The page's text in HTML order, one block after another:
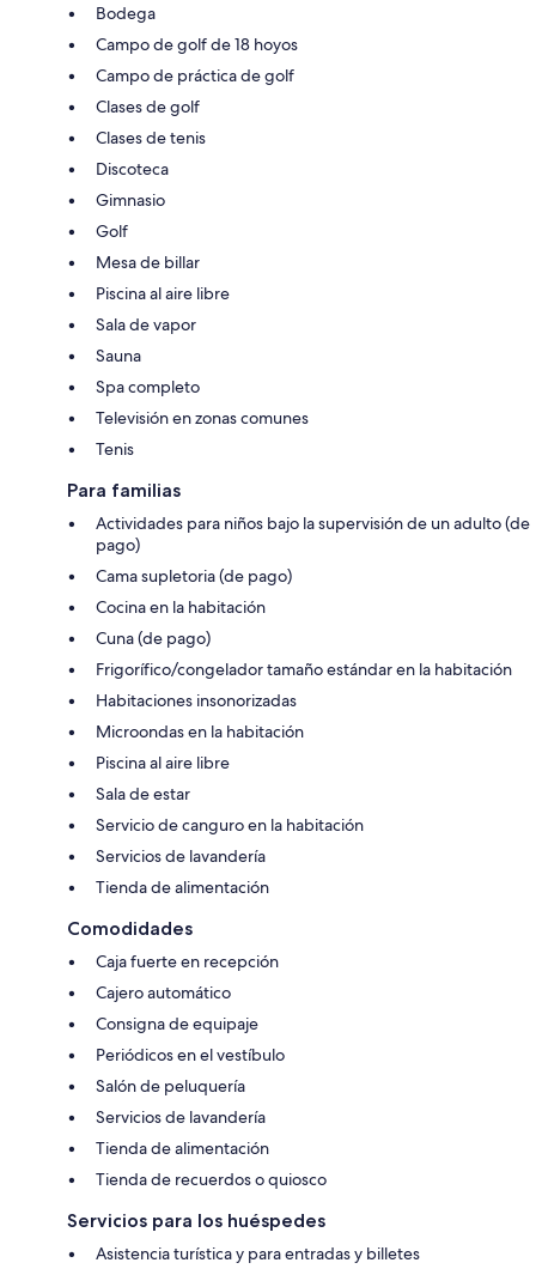
Bodega
Campo de golf de 18 hoyos
Campo de práctica de golf
Clases de golf
Clases de tenis
Discoteca
Gimnasio
Golf
Mesa de billar
Piscina al aire libre
Sala de vapor
Sauna
Spa completo
Televisión en zonas comunes
Tenis
Para familias
Actividades para niños bajo la supervisión de un adulto (de
pago)
Cama supletoria (de pago)
Cocina en la habitación
Cuna (de pago)
Frigorífico/congelador tamaño estándar en la habitación
Habitaciones insonorizadas
Microondas en la habitación
Piscina al aire libre
Sala de estar
Servicio de canguro en la habitación
Servicios de lavandería
Tienda de alimentación
Comodidades
Caja fuerte en recepción
Cajero automático
Consigna de equipaje
Periódicos en el vestíbulo
Salón de peluquería
Servicios de lavandería
Tienda de alimentación
Tienda de recuerdos o quiosco
Servicios para los huéspedes
Asistencia turística y para entradas y billetes